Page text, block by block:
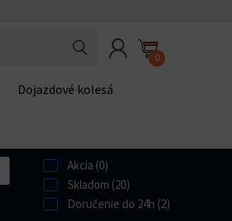
0
Dojazdové kolesá
Akcia (0)
Skladom (20)
Doručenie do 24h (2)